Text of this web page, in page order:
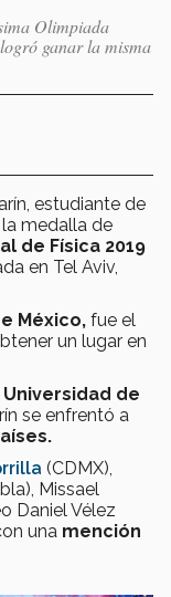
Olimpiada
ganar la misma
estudiante de
medalla de
de Física 2019
en Tel Aviv,
México, fue el
un lugar en
Universidad de
se enfrentó a
(CDMX),
Missael
Daniel Vélez
una mención